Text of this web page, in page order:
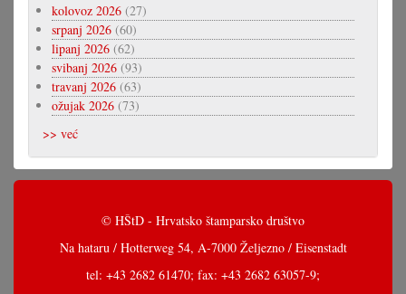
kolovoz 2026 (27)
srpanj 2026 (60)
lipanj 2026 (62)
svibanj 2026 (93)
travanj 2026 (63)
ožujak 2026 (73)
>> već
© HŠtD - Hrvatsko štamparsko društvo
Na hataru / Hotterweg 54, A-7000 Željezno / Eisenstadt
tel: +43 2682 61470; fax: +43 2682 63057-9;